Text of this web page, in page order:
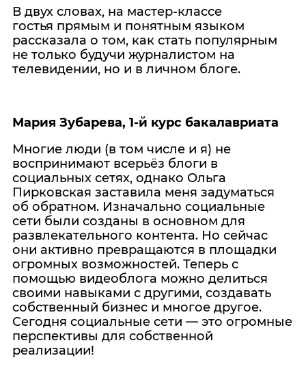
В двух словах, на мастер-классе
гостья прямым и понятным языком
рассказала о том, как стать популярным
не только будучи журналистом на
телевидении, но и в личном блоге.
Мария Зубарева, 1-й курс бакалавриата
Многие люди (в том числе и я) не
воспринимают всерьёз блоги в
социальных сетях, однако Ольга
Пирковская заставила меня задуматься
об обратном. Изначально социальные
сети были созданы в основном для
развлекательного контента. Но сейчас
они активно превращаются в площадки
огромных возможностей. Теперь с
помощью видеоблога можно делиться
своими навыками с другими, создавать
собственный бизнес и многое другое.
Сегодня социальные сети — это огромные
перспективы для собственной
реализации!